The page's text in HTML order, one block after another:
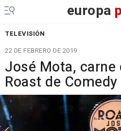
europa
TELEVISIÓN
22 DE FEBRERO DE 2019
José Mota, carne
Roast de